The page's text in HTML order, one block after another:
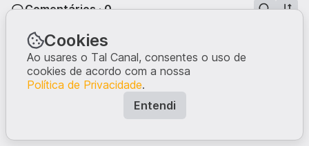
Comentários · 0
Ninguém comentou neste post.
Escreve a tua opinião, dando início à conversa.
Cookies
Ao usares o Tal Canal, consentes o uso de
cookies de acordo com a nossa
Política de Privacidade.
Entendi